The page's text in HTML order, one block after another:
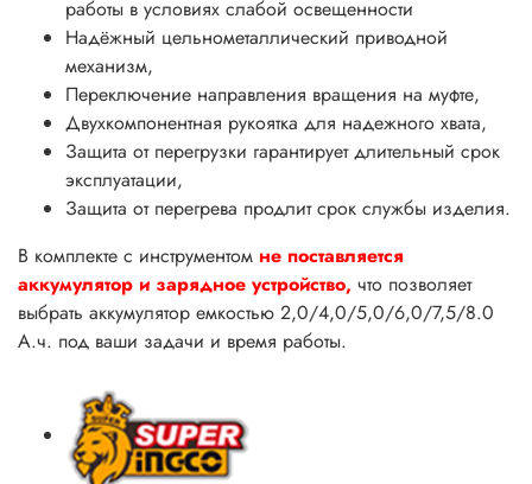
работы в условиях слабой освещенности
Надёжный цельнометаллический приводной
механизм,
Переключение направления вращения на муфте,
Двухкомпонентная рукоятка для надежного хвата,
Защита от перегрузки гарантирует длительный срок
эксплуатации,
Защита от перегрева продлит срок службы изделия.
В комплекте с инструментом не поставляется
аккумулятор и зарядное устройство, что позволяет
выбрать аккумулятор емкостью 2,0/4,0/5,0/6,0/7,5/8.0
А.ч. под ваши задачи и время работы.